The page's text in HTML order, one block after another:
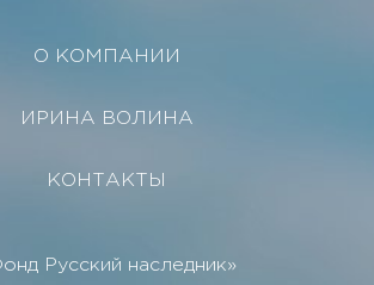
О КОМПАНИИ
ИРИНА ВОЛИНА
КОНТАКТЫ
Русский наследник»